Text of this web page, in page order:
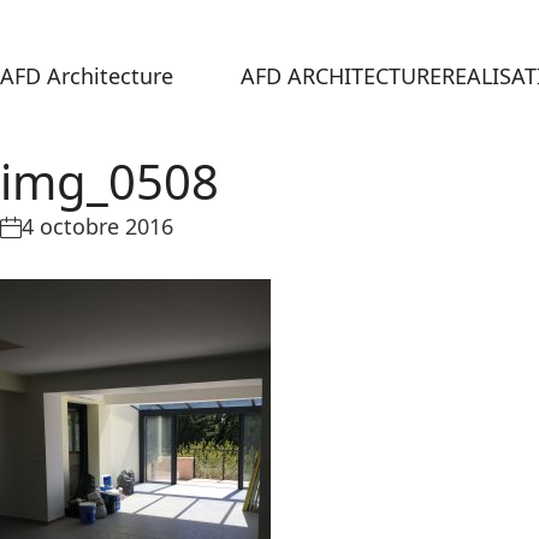
AFD Architecture AFD ARCHITECTURE
img_0508
4 octobre 2016